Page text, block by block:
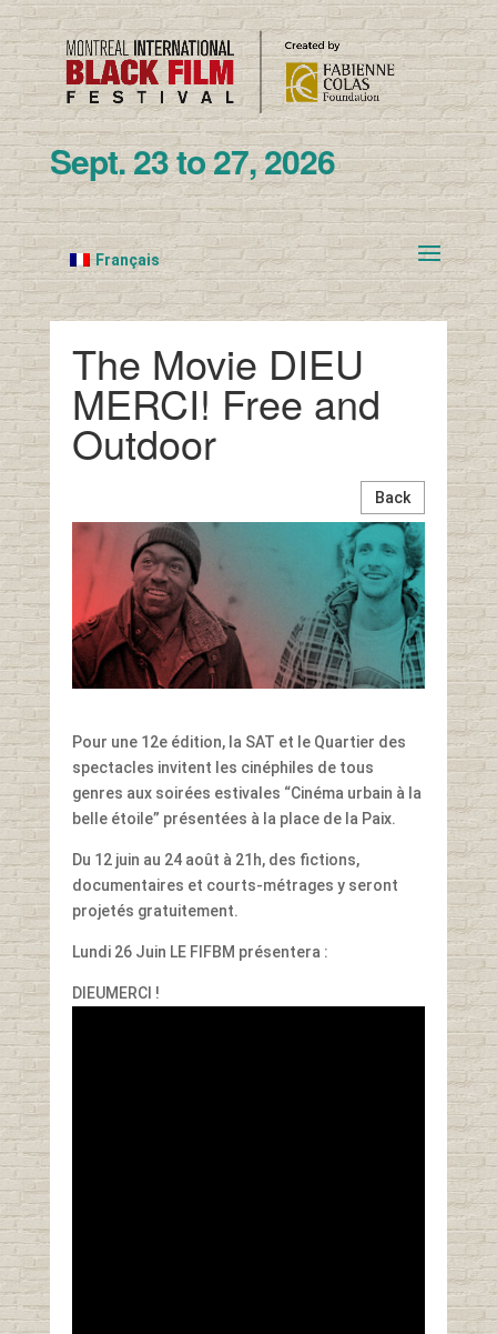
Sept. 23 to 27, 2026
Français
The Movie DIEU
MERCI! Free and
Outdoor
Back
Pour une 12e édition, la SAT et le Quartier des
spectacles invitent les cinéphiles de tous
genres aux soirées estivales “Cinéma urbain à la
belle étoile” présentées à la place de la Paix.
Du 12 juin au 24 août à 21h, des fictions,
documentaires et courts-métrages y seront
projetés gratuitement.
Lundi 26 Juin LE FIFBM présentera :
DIEUMERCI !